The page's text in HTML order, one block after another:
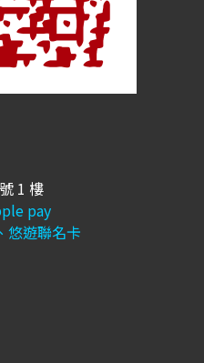
1 樓
pay
遊聯名卡